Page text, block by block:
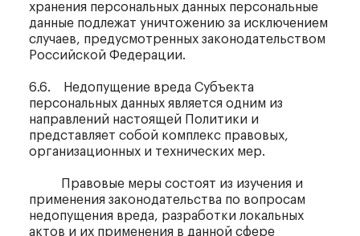
хранения персональных данных персональные
данные подлежат уничтожению за исключением
случаев, предусмотренных законодательством
Российской Федерации.
6.6. Недопущение вреда Субъекта
персональных данных является одним из
направлений настоящей Политики и
представляет собой комплекс правовых,
организационных и технических мер.
Правовые меры состоят из изучения и
применения законодательства по вопросам
недопущения вреда, разработки локальных
актов и их применения в данной сфере